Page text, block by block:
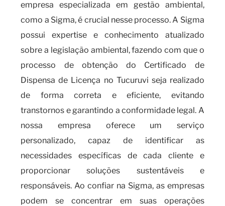
empresa especializada em gestão ambiental,
como a Sigma, é crucial nesse processo. A Sigma
possui expertise e conhecimento atualizado
sobre a legislação ambiental, fazendo com que o
processo de obtenção do Certificado de
Dispensa de Licença no Tucuruvi seja realizado
de forma correta e eficiente, evitando
transtornos e garantindo a conformidade legal. A
nossa empresa oferece um serviço
personalizado, capaz de identificar as
necessidades específicas de cada cliente e
proporcionar soluções sustentáveis e
responsáveis. Ao confiar na Sigma, as empresas
podem se concentrar em suas operações